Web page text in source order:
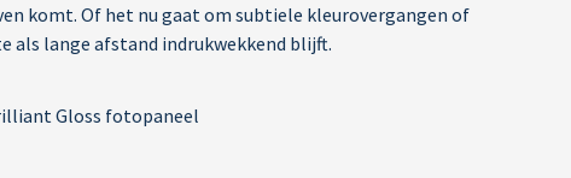
komt. Of het nu gaat om subtiele kleurovergangen of
als lange afstand indrukwekkend blijft.